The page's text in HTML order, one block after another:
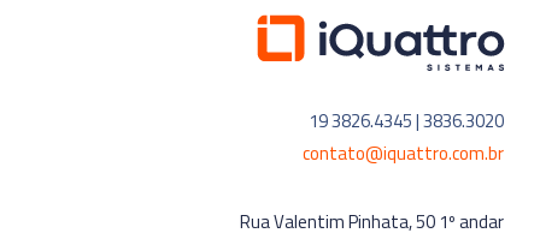
19 3826.4345 | 3836.3020
contato@iquattro.com.br
Rua Valentim Pinhata, 50 1º andar